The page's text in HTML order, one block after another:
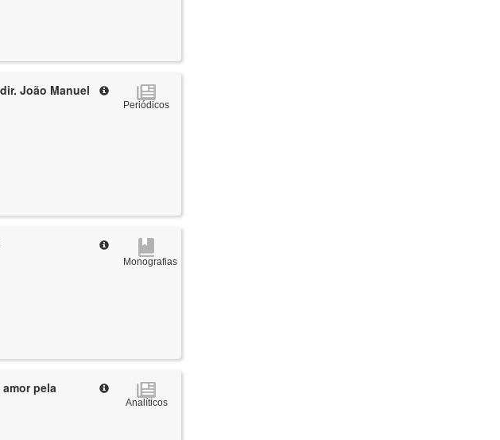
João Manuel
Periódicos
Monografias
pela
Analíticos